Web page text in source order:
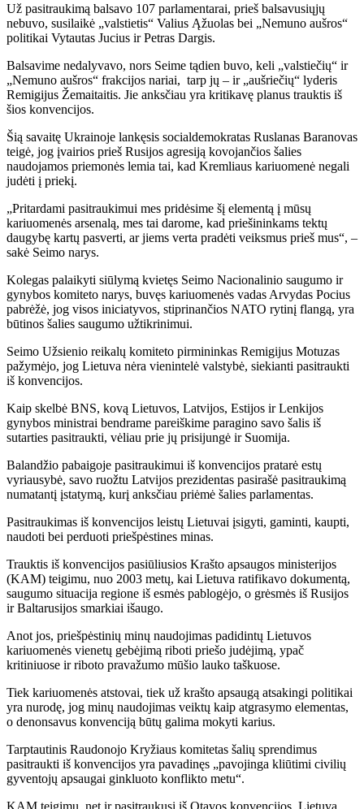
Už pasitraukimą balsavo 107 parlamentarai, prieš balsavusiųjų
nebuvo, susilaikė „valstietis“ Valius Ąžuolas bei „Nemuno aušros“
politikai Vytautas Jucius ir Petras Dargis.
Balsavime nedalyvavo, nors Seime tądien buvo, keli „valstiečių“ ir
„Nemuno aušros“ frakcijos nariai, tarp jų – ir „aušriečių“ lyderis
Remigijus Žemaitaitis. Jie anksčiau yra kritikavę planus trauktis iš
šios konvencijos.
Šią savaitę Ukrainoje lankęsis socialdemokratas Ruslanas Baranovas
teigė, jog įvairios prieš Rusijos agresiją kovojančios šalies
naudojamos priemonės lemia tai, kad Kremliaus kariuomenė negali
judėti į priekį.
„Pritardami pasitraukimui mes pridėsime šį elementą į mūsų
kariuomenės arsenalą, mes tai darome, kad priešininkams tektų
daugybę kartų pasverti, ar jiems verta pradėti veiksmus prieš mus“, –
sakė Seimo narys.
Kolegas palaikyti siūlymą kvietęs Seimo Nacionalinio saugumo ir
gynybos komiteto narys, buvęs kariuomenės vadas Arvydas Pocius
pabrėžė, jog visos iniciatyvos, stiprinančios NATO rytinį flangą, yra
būtinos šalies saugumo užtikrinimui.
Seimo Užsienio reikalų komiteto pirmininkas Remigijus Motuzas
pažymėjo, jog Lietuva nėra vienintelė valstybė, siekianti pasitraukti
iš konvencijos.
Kaip skelbė BNS, kovą Lietuvos, Latvijos, Estijos ir Lenkijos
gynybos ministrai bendrame pareiškime paragino savo šalis iš
sutarties pasitraukti, vėliau prie jų prisijungė ir Suomija.
Balandžio pabaigoje pasitraukimui iš konvencijos pratarė estų
vyriausybė, savo ruožtu Latvijos prezidentas pasirašė pasitraukimą
numatantį įstatymą, kurį anksčiau priėmė šalies parlamentas.
Pasitraukimas iš konvencijos leistų Lietuvai įsigyti, gaminti, kaupti,
naudoti bei perduoti priešpėstines minas.
Trauktis iš konvencijos pasiūliusios Krašto apsaugos ministerijos
(KAM) teigimu, nuo 2003 metų, kai Lietuva ratifikavo dokumentą,
saugumo situacija regione iš esmės pablogėjo, o grėsmės iš Rusijos
ir Baltarusijos smarkiai išaugo.
Anot jos, priešpėstinių minų naudojimas padidintų Lietuvos
kariuomenės vienetų gebėjimą riboti priešo judėjimą, ypač
kritiniuose ir riboto pravažumo mūšio lauko taškuose.
Tiek kariuomenės atstovai, tiek už krašto apsaugą atsakingi politikai
yra nurodę, jog minų naudojimas veiktų kaip atgrasymo elementas,
o denonsavus konvenciją būtų galima mokyti karius.
Tarptautinis Raudonojo Kryžiaus komitetas šalių sprendimus
pasitraukti iš konvencijos yra pavadinęs „pavojinga kliūtimi civilių
gyventojų apsaugai ginkluoto konflikto metu“.
KAM teigimu, net ir pasitraukusi iš Otavos konvencijos, Lietuva